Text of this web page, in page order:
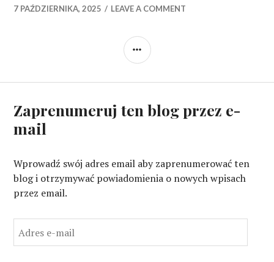
7 PAŹDZIERNIKA, 2025 LEAVE A COMMENT
SIDEBAR
Zaprenumeruj ten blog przez e-
mail
Wprowadź swój adres email aby zaprenumerować ten
blog i otrzymywać powiadomienia o nowych wpisach
przez email.
d